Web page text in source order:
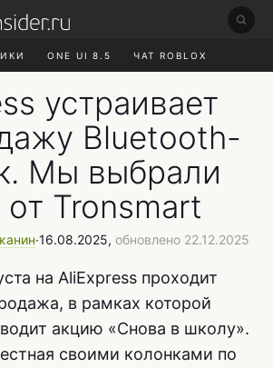
ONE UI 8.5 ЧАТ ROBLOX
устраивает
Bluetooth-
Мы выбрали
Tronsmart
∙16.08.2025, обновлено 22.12.2025
на AliExpress проходит
в рамках которой
акцию «Снова в школу».
своими колонками по